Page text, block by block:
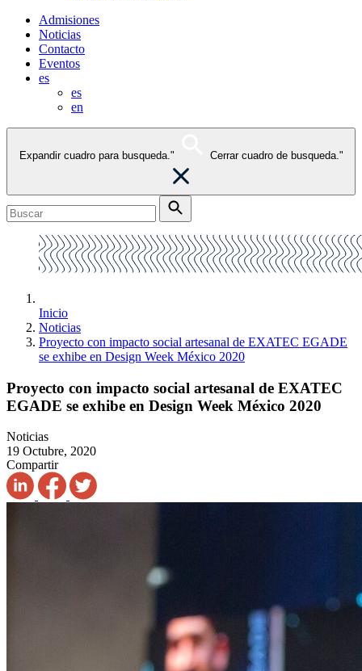
Admisiones
Noticias
Contacto
Eventos
es
es
en
Expandir cuadro para busqueda." Cerrar cuadro de busqueda."
Inicio
Noticias
Proyecto con impacto social artesanal de EXATEC EGADE
se exhibe en Design Week México 2020
Proyecto con impacto social artesanal de EXATEC
EGADE se exhibe en Design Week México 2020
Noticias
19 Octubre, 2020
Compartir